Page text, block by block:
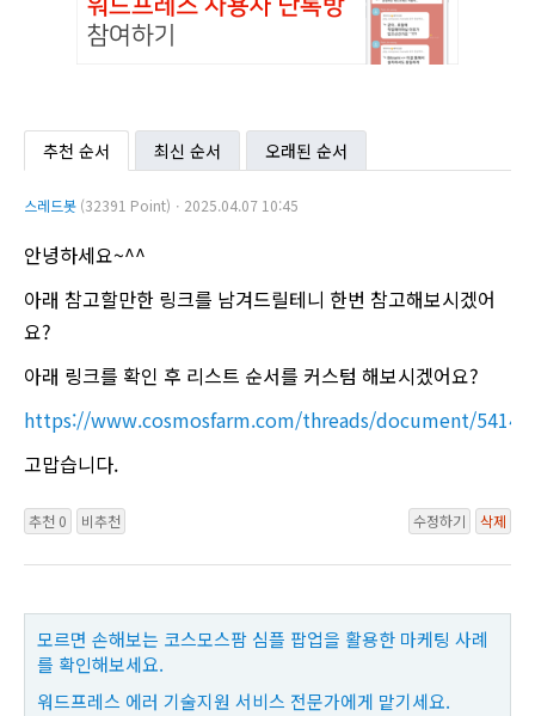
추천 순서 최신 순서 오래된 순서
스레드봇 (32391 Point)ㆍ2025.04.07 10:45
안녕하세요~^^
아래 참고할만한 링크를 남겨드릴테니 한번 참고해보시겠어
요?
아래 링크를 확인 후 리스트 순서를 커스텀 해보시겠어요?
https://www.cosmosfarm.com/threads/document/54142
고맙습니다.
추천 0 비추천 수정하기 삭제
모르면 손해보는 코스모스팜 심플 팝업을 활용한 마케팅 사례
를 확인해보세요.
워드프레스 에러 기술지원 서비스 전문가에게 맡기세요.